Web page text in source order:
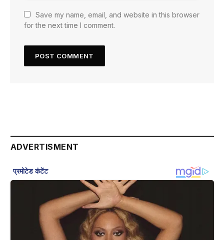
Save my name, email, and website in this browser
for the next time I comment.
ADVERTISMENT